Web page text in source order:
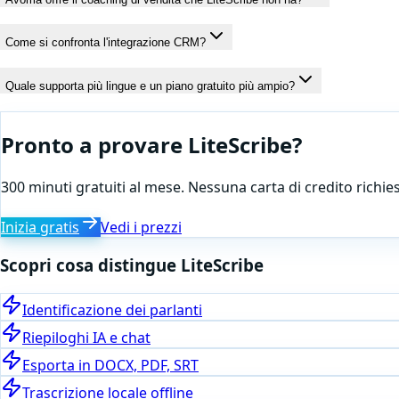
Come si confronta l'integrazione CRM?
Quale supporta più lingue e un piano gratuito più ampio?
Pronto a provare LiteScribe?
300 minuti gratuiti al mese. Nessuna carta di credito
Inizia gratis Vedi i prezzi
Scopri cosa distingue LiteScribe
Identificazione dei parlanti
Riepiloghi IA e chat
Esporta in DOCX, PDF, SRT
Trascrizione locale offline